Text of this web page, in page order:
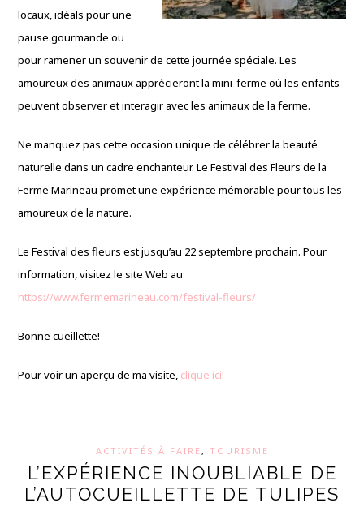
locaux, idéals pour une
pause gourmande ou
pour ramener un souvenir de cette journée spéciale. Les
amoureux des animaux apprécieront la mini-ferme où les enfants
peuvent observer et interagir avec les animaux de la ferme.
Ne manquez pas cette occasion unique de célébrer la beauté
naturelle dans un cadre enchanteur. Le Festival des Fleurs de la
Ferme Marineau promet une expérience mémorable pour tous les
amoureux de la nature.
Le Festival des fleurs est jusqu’au 22 septembre prochain. Pour
information, visitez le site Web au
https://www.fermemarineau.com/festival-fleurs/
Bonne cueillette!
Pour voir un aperçu de ma visite, clique ici!
ACTIVITÉS À FAIRE , TOURISME
L’EXPÉRIENCE INOUBLIABLE DE
L’AUTOCUEILLETTE DE TULIPES